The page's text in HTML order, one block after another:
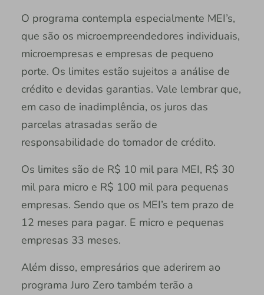
O programa contempla especialmente MEI’s,
que são os microempreendedores individuais,
microempresas e empresas de pequeno
porte. Os limites estão sujeitos a análise de
crédito e devidas garantias. Vale lembrar que,
em caso de inadimplência, os juros das
parcelas atrasadas serão de
responsabilidade do tomador de crédito.
Os limites são de R$ 10 mil para MEI, R$ 30
mil para micro e R$ 100 mil para pequenas
empresas. Sendo que os MEI’s tem prazo de
12 meses para pagar. E micro e pequenas
empresas 33 meses.
Além disso, empresários que aderirem ao
programa Juro Zero também terão a